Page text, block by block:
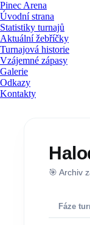
Pinec Arena
Úvodní strana
Statistiky turnajů
Aktuální žebříčky
Turnajová historie
Vzájemné zápasy
Galerie
Odkazy
Kontakty
🎯 Archiv
Fáze